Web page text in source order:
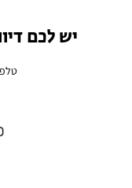
יש לכם